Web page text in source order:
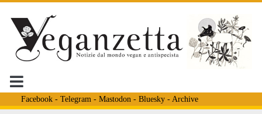
Facebook- Telegram - Mastodon - Bluesky- Archive